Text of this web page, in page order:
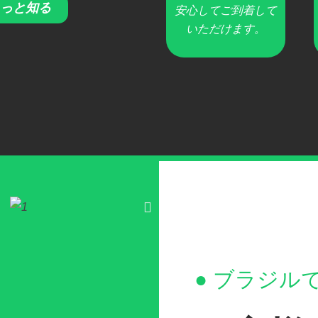
と知る
安心してご到着して
いただけます。
● ブラジル